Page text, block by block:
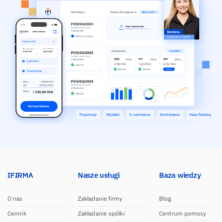
IFIRMA
O nas
Cennik
Nasze usługi
Zakładanie firmy
Zakładanie spółki
Baza wiedzy
Blog
Centrum pomocy